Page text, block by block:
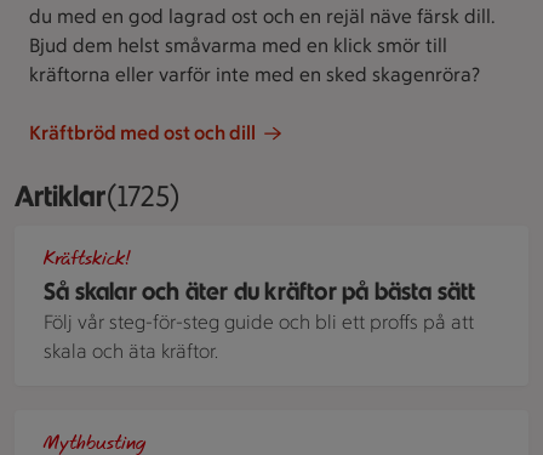
du med en god lagrad ost och en rejäl näve färsk dill.
Bjud dem helst småvarma med en klick smör till
kräftorna eller varför inte med en sked skagenröra?
Kräftbröd med ost och dill
ArtiklarVisar 1725 stycken
(1725)
Så skalar och äter du kräftor på bästa sätt
Kräftskick!
Följ vår steg-för-steg guide och bli ett proffs på att
skala och äta kräftor.
Mythbusting